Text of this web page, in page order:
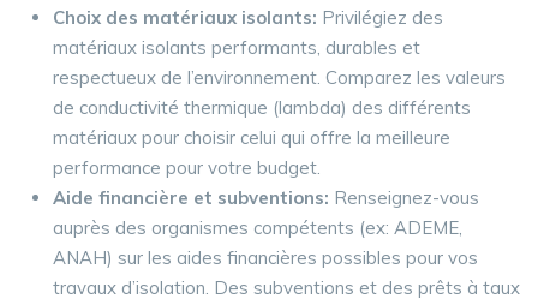
Choix des matériaux isolants: Privilégiez des
matériaux isolants performants, durables et
respectueux de l’environnement. Comparez les valeurs
de conductivité thermique (lambda) des différents
matériaux pour choisir celui qui offre la meilleure
performance pour votre budget.
Aide financière et subventions: Renseignez-vous
auprès des organismes compétents (ex: ADEME,
ANAH) sur les aides financières possibles pour vos
travaux d’isolation. Des subventions et des prêts à taux